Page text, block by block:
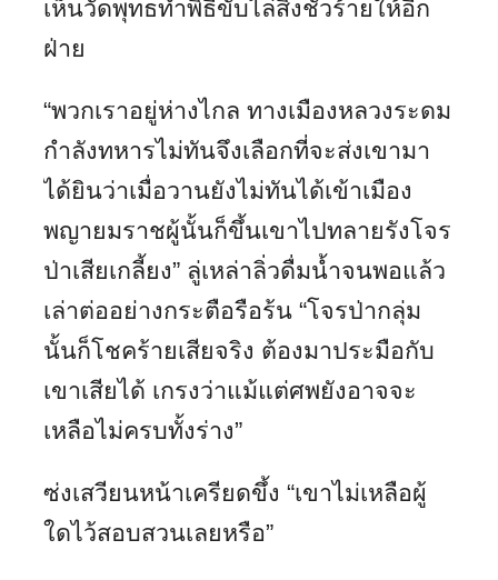
เห็นวัดพุทธทำพิธีขับไล่สิ่งชั่วร้ายให้อีก
ฝ่าย
“พวกเราอยู่ห่างไกล ทางเมืองหลวงระดม
กำลังทหารไม่ทันจึงเลือกที่จะส่งเขามา
ได้ยินว่าเมื่อวานยังไม่ทันได้เข้าเมือง
พญายมราชผู้นั้นก็ขึ้นเขาไปทลายรังโจร
ป่าเสียเกลี้ยง” ลู่เหล่าลิ่วดื่มน้ำจนพอแล้ว
เล่าต่ออย่างกระตือรือร้น “โจรป่ากลุ่ม
นั้นก็โชคร้ายเสียจริง ต้องมาประมือกับ
เขาเสียได้ เกรงว่าแม้แต่ศพยังอาจจะ
เหลือไม่ครบทั้งร่าง”
ซ่งเสวียนหน้าเครียดขึ้ง “เขาไม่เหลือผู้
ใดไว้สอบสวนเลยหรือ”